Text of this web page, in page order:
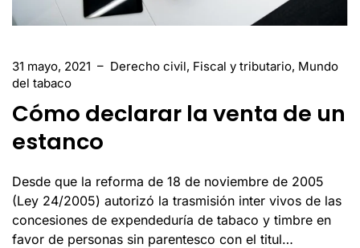
31 mayo, 2021 – Derecho civil, Fiscal y tributario, Mundo
del tabaco
Cómo declarar la venta de un
estanco
Desde que la reforma de 18 de noviembre de 2005
(Ley 24/2005) autorizó la trasmisión inter vivos de las
concesiones de expendeduría de tabaco y timbre en
favor de personas sin parentesco con el titul…